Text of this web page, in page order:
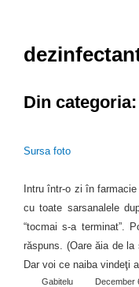
Din
Sursa foto
Intru într-o zi în
cu toate sarsanalele
“tocmai s-a terminat”.
răspuns. (Oare ăia de
Dar voi ce naiba vindeţi
Gabitelu December